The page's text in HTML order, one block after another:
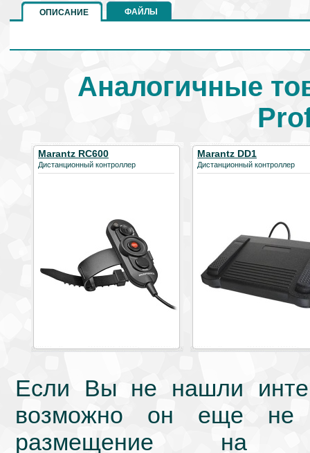
ОПИСАНИЕ ФАЙЛЫ
Аналогичные
Marantz RC600
Дистанционный контроллер
Marantz DD1
Дистанционный контроллер
Если Вы не нашли
возможно он еще не
размещение на